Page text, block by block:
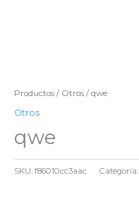
Productos / Otros / qwe
Otros
qwe
SKU: f86010cc3aac Categoría: